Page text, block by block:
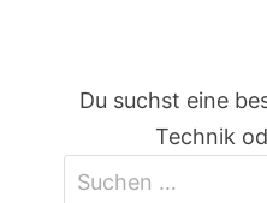
Du suchst eine
Technik